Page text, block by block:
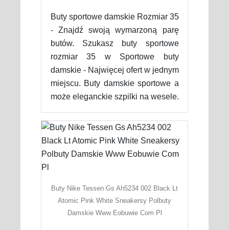
Buty sportowe damskie Rozmiar 35
- Znajdź swoją wymarzoną parę
butów. Szukasz buty sportowe
rozmiar 35 w Sportowe buty
damskie - Najwięcej ofert w jednym
miejscu. Buty damskie sportowe a
może eleganckie szpilki na wesele.
Buty Nike Tessen Gs Ah5234 002 Black Lt
Atomic Pink White Sneakersy Polbuty
Damskie Www Eobuwie Com Pl